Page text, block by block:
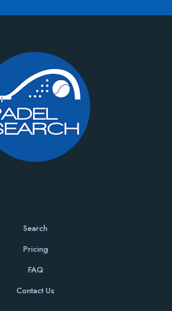
Search
Pricing
FAQ
Contact Us